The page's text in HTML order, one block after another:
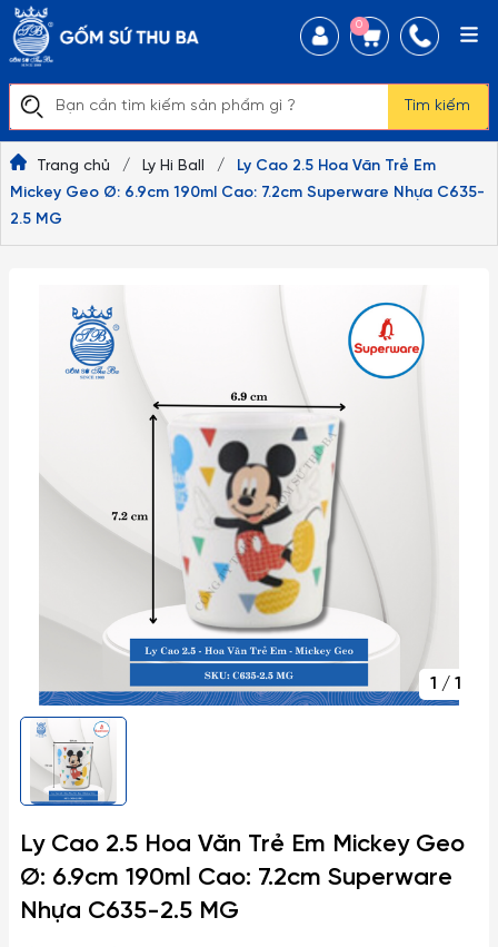
Tìm kiếm
0
Trang chủ / Ly Hi Ball /
Ly Cao 2.5 Hoa Văn Trẻ Em
Mickey Geo Ø: 6.9cm 190ml Cao: 7.2cm Superware Nhựa C635-
2.5 MG
1 / 1
Ly Cao 2.5 Hoa Văn Trẻ Em Mickey Geo
Ø: 6.9cm 190ml Cao: 7.2cm Superware
Nhựa C635-2.5 MG